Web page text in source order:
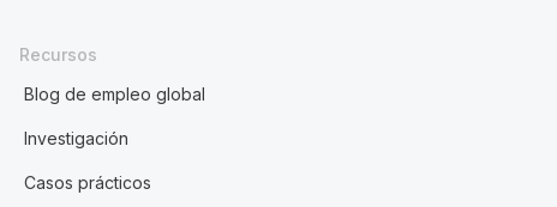
Recursos
Blog de empleo global
Investigación
Casos prácticos